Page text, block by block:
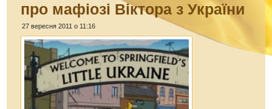
про мафіозі Віктора з України
27 вересня 2011 о 11:16